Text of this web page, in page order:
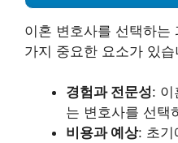
이혼 변호사를 선택하는
가지 중요한 요소가 있습
경험과 전문성: 이
는 변호사를 선택
비용과 예상: 초기